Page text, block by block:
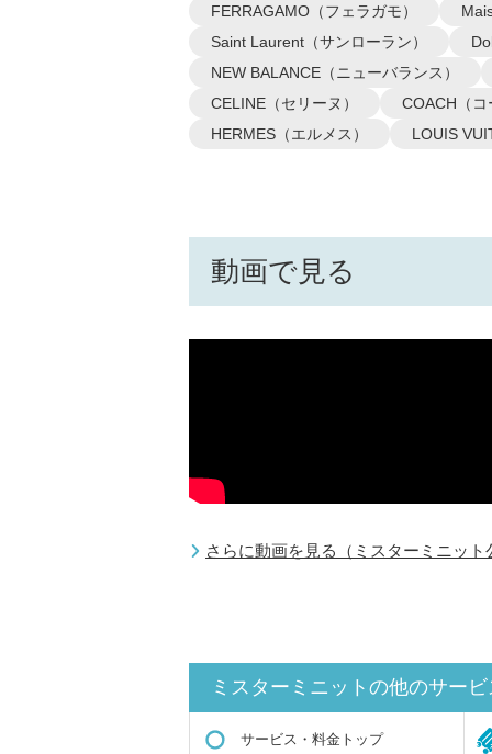
FERRAGAMO（フェラガモ）
Saint Laurent（サンローラン）
NEW BALANCE（ニューバランス）
CELINE（セリーヌ）
COACH（コ
HERMES（エルメス）
LOUIS
動画で見る
さらに動画を見る（ミスターミニット
ミスターミニットの他のサービ
サービス・料金トップ